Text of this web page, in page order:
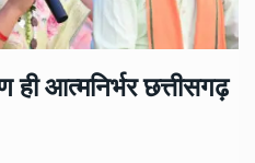
आत्मनिर्भर छत्तीसगढ़